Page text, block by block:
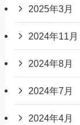
2025年3月
2024年11月
2024年8月
2024年7月
2024年4月